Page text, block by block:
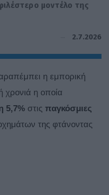
μοντέλο της
2.7.2026
η εμπορική
χρονιά η οποία
5,7% στις παγκόσμιες
της φτάνοντας